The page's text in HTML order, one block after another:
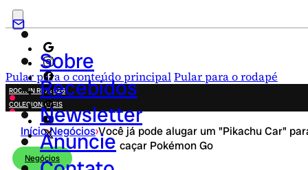
Pular para o conteúdo principalPular para o rodapé
Sobre
Recebidos
Newsletter
Anuncie
ROCK IN RIO 2026
COLECIONÁVEIS
FESTA JUNINA
NOVIDADES
CAMPANHAS CRIATIVAS
Início›Negócios›Você já pode alugar um "Pikachu Car"
caçar Pokémon Go
Negócios